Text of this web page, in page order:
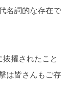
名詞的な存在で
擢されたこと
は皆さんもご存